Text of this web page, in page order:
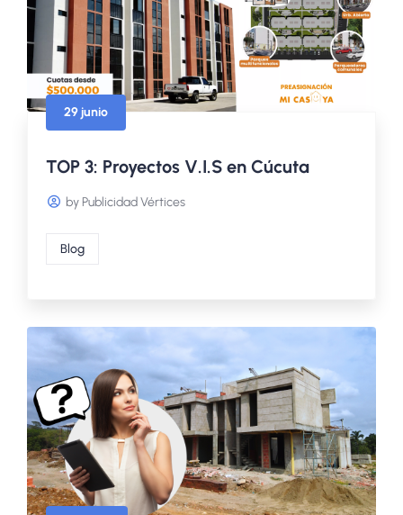
29 junio
TOP 3: Proyectos V.I.S en Cúcuta
by Publicidad Vértices
Blog